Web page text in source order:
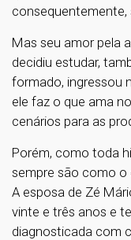
consequentemente,
Mas seu amor pela
decidiu estudar,
formado, ingressou
ele faz o que ama
cenários para as
Porém, como toda
sempre são como o
A esposa de Zé
vinte e três anos e
diagnosticada com